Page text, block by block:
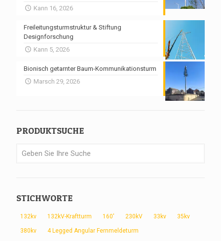
Kann 16, 2026
Freileitungsturmstruktur & Stiftung
Designforschung
Kann 5, 2026
Bionisch getarnter Baum-Kommunikationsturm
Marsch 29, 2026
PRODUKTSUCHE
STICHWORTE
132kv 132kV-Kraftturm 160' 230kV 33kv 35kv
380kv 4 Legged Angular Fernmeldeturm